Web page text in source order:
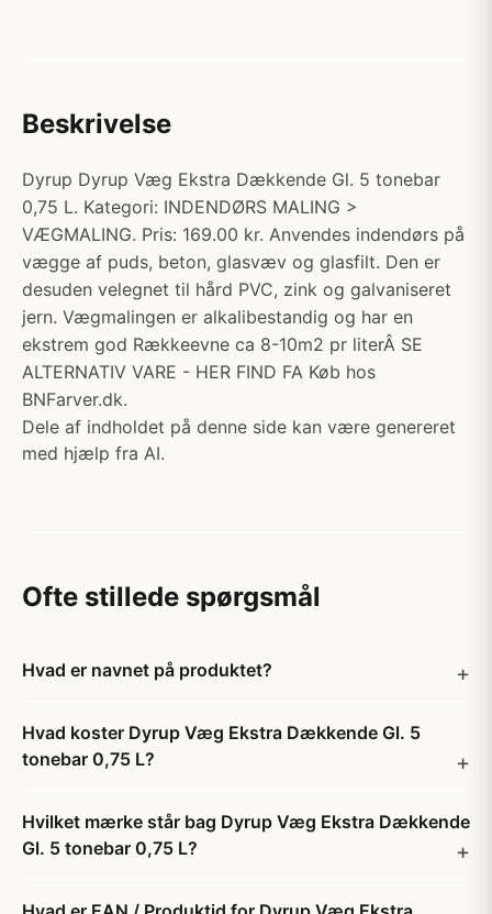
Beskrivelse
Dyrup Dyrup Væg Ekstra Dækkende Gl. 5 tonebar
0,75 L. Kategori: INDENDØRS MALING >
VÆGMALING. Pris: 169.00 kr. Anvendes indendørs på
vægge af puds, beton, glasvæv og glasfilt. Den er
desuden velegnet til hård PVC, zink og galvaniseret
jern. Vægmalingen er alkalibestandig og har en
ekstrem god Rækkeevne ca 8-10m2 pr literÂ SE
ALTERNATIV VARE - HER FIND FA Køb hos
BNFarver.dk.
Dele af indholdet på denne side kan være genereret
med hjælp fra AI.
Ofte stillede spørgsmål
Hvad er navnet på produktet?
Hvad koster Dyrup Væg Ekstra Dækkende Gl. 5
tonebar 0,75 L?
Hvilket mærke står bag Dyrup Væg Ekstra Dækkende
Gl. 5 tonebar 0,75 L?